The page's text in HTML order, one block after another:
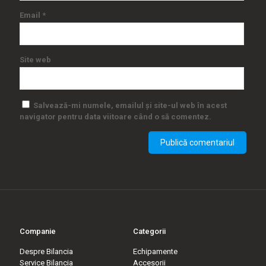
Email *
Site web
Salvează-mi numele, emailul și site-ul web în acest
navigator pentru data viitoare când o să comentez.
Companie
Despre Bilancia
Service Bilancia
Categorii
Echipamente
Accesorii